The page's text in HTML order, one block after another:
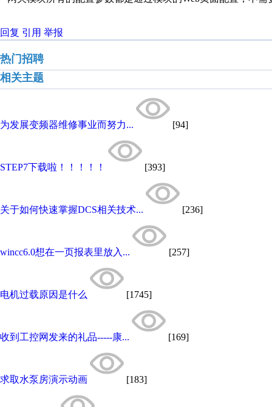
回复 引用 举报
热门招聘
相关主题
为发展变频器维修事业而努力... [94]
STEP7下载啦！！！！！​ [393]
关于如何快速掌握DCS相关技术... [236]
wincc6.0想在一页报表里放入... [257]
电机过载原因是什么 [1745]
收到工控网发来的礼品-----康... [169]
求取水泵房演示动画 [183]